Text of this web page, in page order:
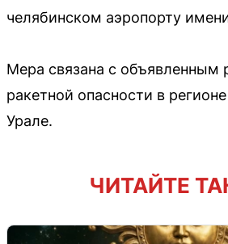
челябинском аэропорту
Мера связана с
ракетной опасности в
Урале.
ЧИТАЙТЕ